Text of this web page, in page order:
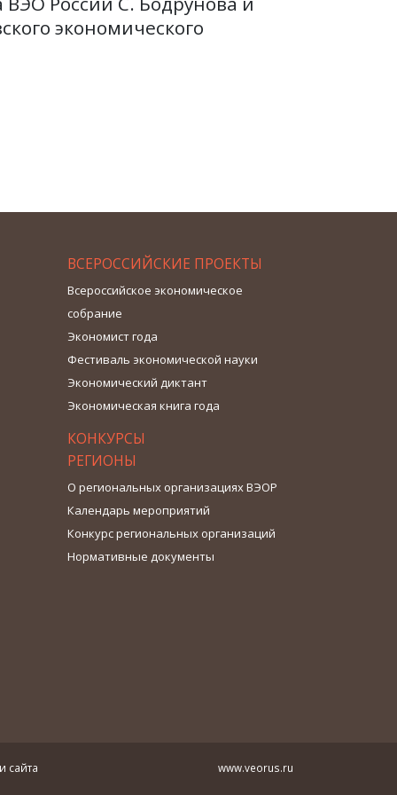
экономического
ВСЕРОССИЙСКИЕ ПРОЕКТЫ
Всероссийское экономическое
собрание
Экономист года
Фестиваль экономической науки
Экономический диктант
Экономическая книга года
КОНКУРСЫ
РЕГИОНЫ
О региональных организациях ВЭОР
Календарь мероприятий
Конкурс региональных организаций
Нормативные документы
сайта
www.veorus.ru